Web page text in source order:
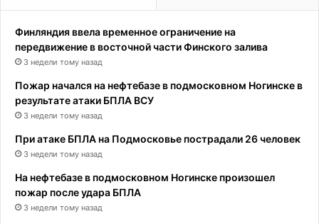
Финляндия ввела временное ограничение на
передвижение в восточной части Финского залива
3 недели тому назад
Пожар начался на нефтебазе в подмосковном Ногинске в
результате атаки БПЛА ВСУ
3 недели тому назад
При атаке БПЛА на Подмосковье пострадали 26 человек
3 недели тому назад
На нефтебазе в подмосковном Ногинске произошел
пожар после удара БПЛА
3 недели тому назад